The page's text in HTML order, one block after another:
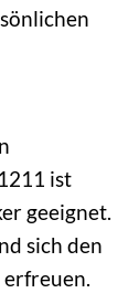
ist
geeignet.
sich den
erfreuen.